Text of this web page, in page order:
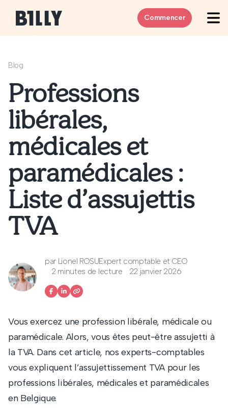
Commencer
Blog
Professions
libérales,
médicales et
paramédicales :
Liste d’assujettis
TVA
par Lionel ROSUExpert comptable et CEO
2 minutes de lecture
22 janvier 2026
Vous exercez une profession libérale, médicale ou
paramédicale. Alors, vous êtes peut-être assujetti à
la TVA. Dans cet article, nos experts-comptables
vous expliquent l’assujettissement TVA pour les
professions libérales, médicales et paramédicales
en Belgique.